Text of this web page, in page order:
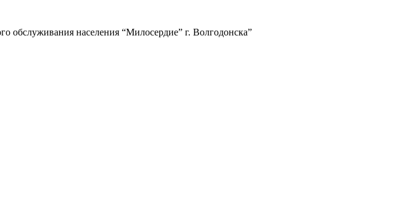
обслуживания населения “Милосердие” г. Волгодонска”